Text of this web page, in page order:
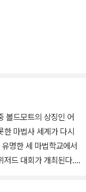
상태에서 번역 작업이
의 특성상 편과 편을
가가 창조한 세계관을
며 번역하기에는 한계
속에 이룩해놓은 문학
볼드모트의 상징인 어
마법사 세계가 다시
명한 세 마법학교에서
저드 대회가 개최된다. 1